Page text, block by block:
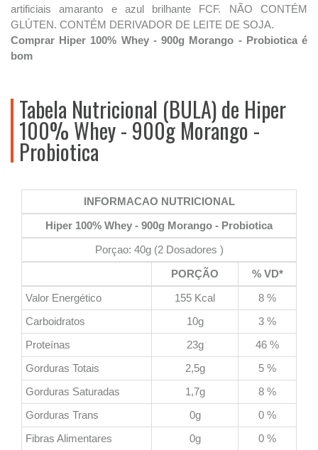
artificiais amaranto e azul brilhante FCF. NÃO CONTÉM
GLÚTEN. CONTÉM DERIVADOR DE LEITE DE SOJA.
Comprar Hiper 100% Whey - 900g Morango - Probiotica é
bom
Tabela Nutricional (BULA) de Hiper
100% Whey - 900g Morango -
Probiotica
INFORMACAO NUTRICIONAL
Hiper 100% Whey - 900g Morango - Probiotica
Porçao: 40g (2 Dosadores )
PORÇÃO
% VD*
Valor Energético
155 Kcal
8 %
Carboidratos
10g
3 %
Proteínas
23g
46 %
Gorduras Totais
2,5g
5 %
Gorduras Saturadas
1,7g
8 %
Gorduras Trans
0g
0 %
Fibras Alimentares
0g 0 %